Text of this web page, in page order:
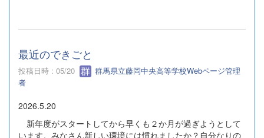
最近のできごと
投稿日時 : 05/20
群馬県立藤岡中央高等学校Webページ管理
者
2026.5.20
新年度がスタートしてから早くも２か月が過ぎようとして
います。みなさん新しい環境には慣れましたか？自分なりの